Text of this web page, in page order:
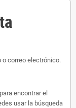
o correo electrónico.
encontrar el
usar la búsqueda